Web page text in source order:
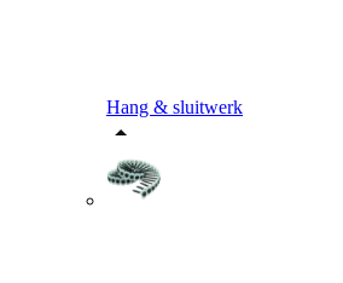
Hang & sluitwerk